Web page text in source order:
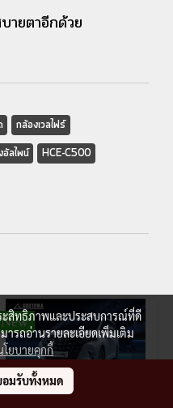
นค้า
ายตาอีกด้วย
กล้องเวลไฟร์
ลไพน์
HCE-C500
New
ะสิทธิภาพและประสบการณ์ที่ดี
ารถอ่านรายละเอียดเพิ่มเติม
โยบายคุกกี้
อมรับทั้งหมด